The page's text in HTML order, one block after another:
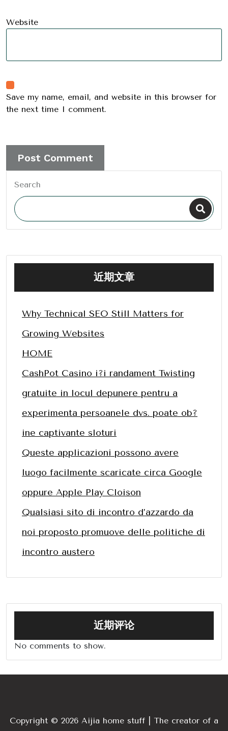
Website
Save my name, email, and website in this browser for
the next time I comment.
Search
近期文章
Why Technical SEO Still Matters for
Growing Websites
HOME
CashPot Casino i?i randament Twisting
gratuite in locul depunere pentru a
experimenta persoanele dvs. poate ob?
ine captivante sloturi
Queste applicazioni possono avere
luogo facilmente scaricate circa Google
oppure Apple Play Cloison
Qualsiasi sito di incontro d’azzardo da
noi proposto promuove delle politiche di
incontro austero
近期评论
No comments to show.
Copyright © 2026 Aijia home stuff | The creator of a